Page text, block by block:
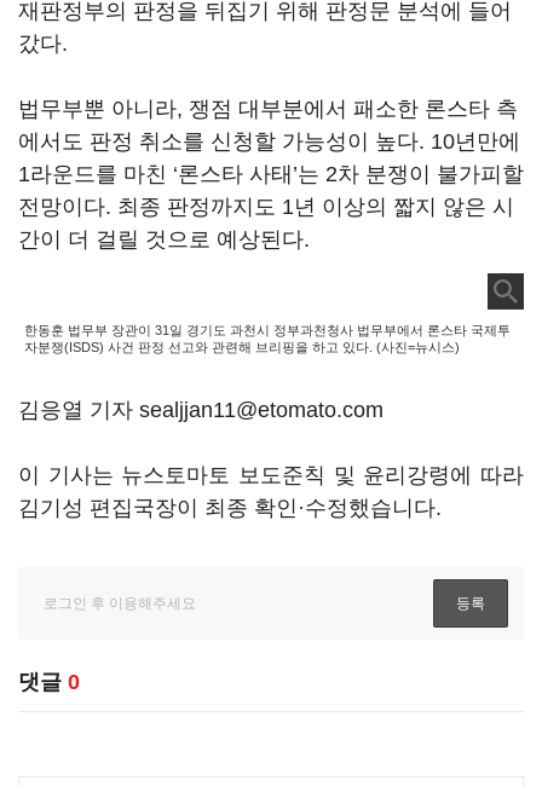
재판정부의 판정을 뒤집기 위해 판정문 분석에 들어
갔다.
법무부뿐 아니라, 쟁점 대부분에서 패소한 론스타 측
에서도 판정 취소를 신청할 가능성이 높다. 10년만에
1라운드를 마친 ‘론스타 사태’는 2차 분쟁이 불가피할
전망이다. 최종 판정까지도 1년 이상의 짧지 않은 시
간이 더 걸릴 것으로 예상된다.
한동훈 법무부 장관이 31일 경기도 과천시 정부과천청사 법무부에서 론스타 국제투
자분쟁(ISDS) 사건 판정 선고와 관련해 브리핑을 하고 있다. (사진=뉴시스)
김응열 기자 sealjjan11@etomato.com
이 기사는 뉴스토마토 보도준칙 및 윤리강령에 따라
김기성 편집국장이 최종 확인·수정했습니다.
댓글 0